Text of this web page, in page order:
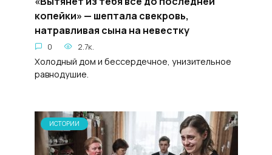
копейки» — шептала свекровь,
натравливая сына на невестку
0 2.7к.
Холодный дом и бессердечное, унизительное
равнодушие.
ИСТОРИИ